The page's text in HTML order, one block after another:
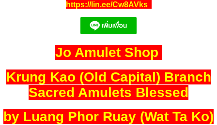
https://lin.ee/Cw8AVks
Jo Amulet Shop
Krung Kao (Old Capital) Branch
Sacred Amulets Blessed
by Luang Phor Ruay (Wat Ta Ko)